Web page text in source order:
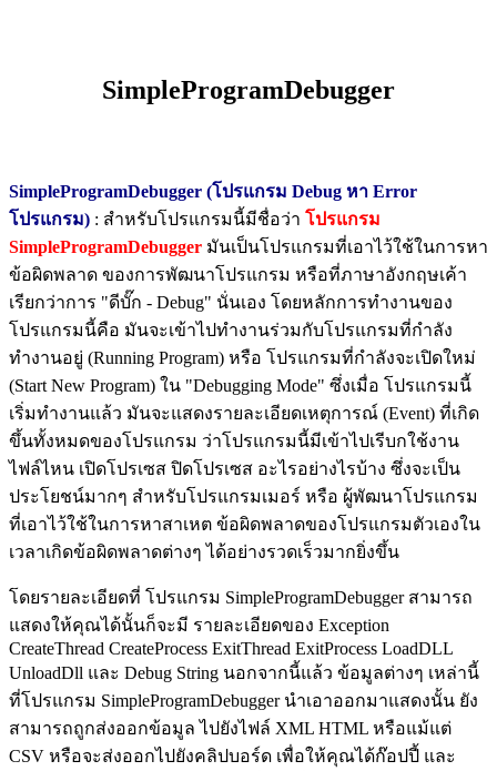
SimpleProgramDebugger
SimpleProgramDebugger (โปรแกรม Debug หา Error
โปรแกรม) : สำหรับโปรแกรมนี้มีชื่อว่า โปรแกรม
SimpleProgramDebugger มันเป็นโปรแกรมที่เอาไว้ใช้ในการหา
ข้อผิดพลาด ของการพัฒนาโปรแกรม หรือที่ภาษาอังกฤษเค้า
เรียกว่าการ "ดีบั๊ก - Debug" นั่นเอง โดยหลักการทำงานของ
โปรแกรมนี้คือ มันจะเข้าไปทำงานร่วมกับโปรแกรมที่กำลัง
ทำงานอยู่ (Running Program) หรือ โปรแกรมที่กำลังจะเปิดใหม่
(Start New Program) ใน "Debugging Mode" ซึ่งเมื่อ โปรแกรมนี้
เริ่มทำงานแล้ว มันจะแสดงรายละเอียดเหตุการณ์ (Event) ที่เกิด
ขึ้นทั้งหมดของโปรแกรม ว่าโปรแกรมนี้มีเข้าไปเรีบกใช้งาน
ไฟล์ไหน เปิดโปรเซส ปิดโปรเซส อะไรอย่างไรบ้าง ซึ่งจะเป็น
ประโยชน์มากๆ สำหรับโปรแกรมเมอร์ หรือ ผู้พัฒนาโปรแกรม
ที่เอาไว้ใช้ในการหาสาเหต ข้อผิดพลาดของโปรแกรมตัวเองใน
เวลาเกิดข้อผิดพลาดต่างๆ ได้อย่างรวดเร็วมากยิ่งขึ้น
โดยรายละเอียดที่ โปรแกรม SimpleProgramDebugger สามารถ
แสดงให้คุณได้นั้นก็จะมี รายละเอียดของ Exception
CreateThread CreateProcess ExitThread ExitProcess LoadDLL
UnloadDll และ Debug String นอกจากนี้แล้ว ข้อมูลต่างๆ เหล่านี้
ที่โปรแกรม SimpleProgramDebugger นำเอาออกมาแสดงนั้น ยัง
สามารถถูกส่งออกข้อมูล ไปยังไฟล์ XML HTML หรือแม้แต่
CSV หรือจะส่งออกไปยังคลิปบอร์ด เพื่อให้คุณได้ก๊อปปี้ และ